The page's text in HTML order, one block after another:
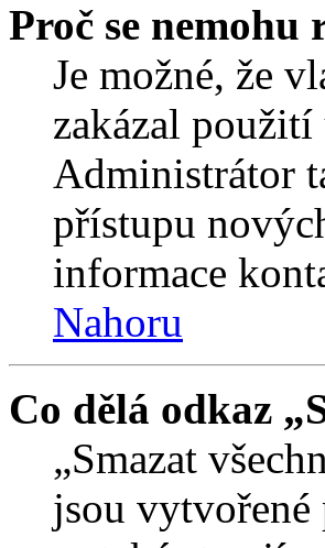
Proč se nemohu
Je možné, že
zakázal
Administrátor
přístupu
informace
Nahoru
Co dělá odkaz
„Smazat
jsou vytvořené